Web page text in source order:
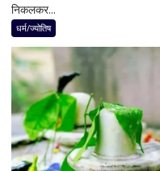
निकलकर...
धर्म/ज्योतिष